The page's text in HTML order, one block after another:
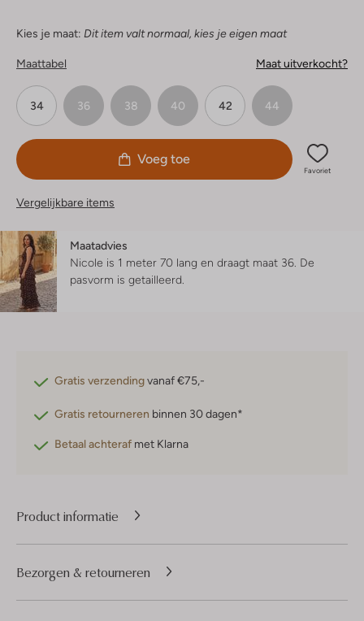
Kies je maat: Dit item valt normaal, kies je eigen maat
Maattabel Maat uitverkocht?
34 36 38 40 42 44
Voeg toe
Favoriet
Vergelijkbare items
Maatadvies
Nicole is 1 meter 70 lang en draagt maat 36. De
pasvorm is getailleerd
Gratis verzendingvanaf €75,-
Gratis retourneren binnen 30 dagen*
Betaal achteraf met Klarna
Product informatie
Bezorgen & retourneren